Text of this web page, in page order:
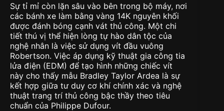
Sự tỉ mỉ còn lặn sâu vào bên trong bộ máy, nơi
các bánh xe làm bằng vàng 14K nguyên khối
được đánh bóng cạnh vát thủ công. Một chi
tiết thú vị thể hiện lòng tự hào dân tộc của
nghệ nhân là việc sử dụng vít đầu vuông
Robertson. Việc áp dụng kỹ thuật gia công tia
lửa điện (EDM) để tạo hình những chiếc vít
này cho thấy mẫu Bradley Taylor Ardea là sự
kết hợp giữa tư duy cơ khí chính xác và nghệ
thuật trang trí thủ công bậc thầy theo tiêu
chuẩn của Philippe Dufour.